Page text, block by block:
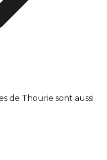
de Thourie sont aussi